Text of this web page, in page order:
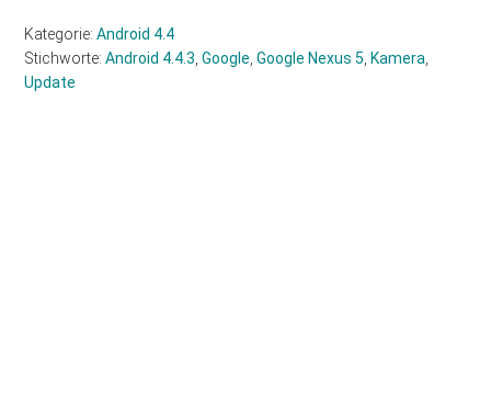
Kategorie:Android 4.4
Stichworte:Android 4.4.3 ,Google ,Google Nexus 5 Kamera
Update